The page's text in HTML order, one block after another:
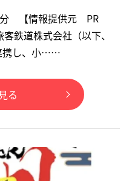
分 【情報提供元 PR
鉄道株式会社（以下、
携し、小……
る